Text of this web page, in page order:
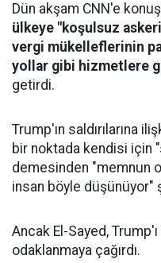
Dün akşam CNN'e
ülkeye "koşulsuz
vergi mükelleflerinin
yollar gibi hizmetlere
getirdi.
Trump'ın saldırılarına
bir noktada kendisi için
demesinden "memnun
insan böyle düşünüyor"
Ancak El-Sayed,
odaklanmaya çağırdı.